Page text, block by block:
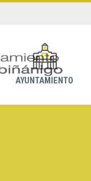
AYUNTAMIENTO